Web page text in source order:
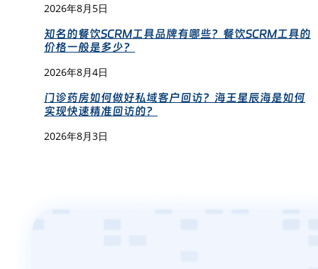
2026年8月5日
知名的餐饮SCRM工具品牌有哪些？餐饮SCRM工具的
价格一般是多少？
2026年8月4日
门诊药房如何做好私域客户回访？海王星辰海是如何
实现快速精准回访的？
2026年8月3日